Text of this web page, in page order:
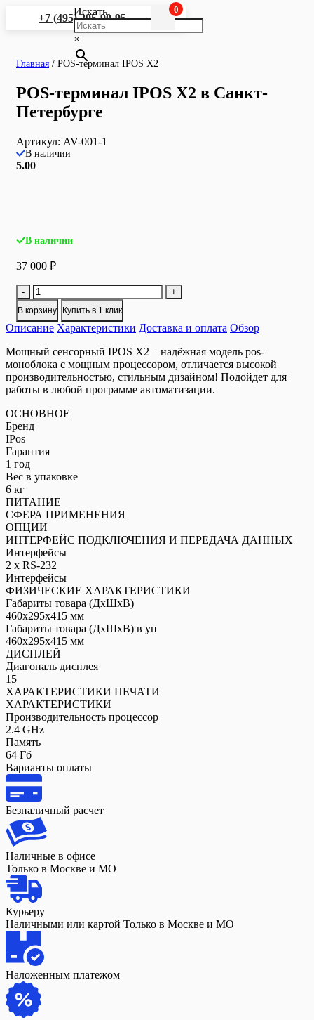
+7 (495) 295-90-95
Искать
×
0
Главная / POS-терминал IPOS X2
POS-терминал IPOS X2 в Санкт-
Петербурге
Артикул: AV-001-1
В наличии
5.00
В наличии
37 000 ₽
-
Количество
товара
POS-
терминал
X2
+
В корзину Купить в 1 клик
Описание Характеристики Доставка и оплата Обзор
Мощный сенсорный IPOS X2 – надёжная модель pos-
моноблока с мощным процессором, отличается высокой
производительностью, стильным дизайном! Подойдет для
работы в любой программе автоматизации.
ОСНОВНОЕ
Бренд
IPos
Гарантия
1 год
Вес в упаковке
6 кг
ПИТАНИЕ
СФЕРА ПРИМЕНЕНИЯ
ОПЦИИ
ИНТЕРФЕЙС ПОДКЛЮЧЕНИЯ И ПЕРЕДАЧА ДАННЫХ
Интерфейсы
2 x RS-232
Интерфейсы
ФИЗИЧЕСКИЕ ХАРАКТЕРИСТИКИ
Габариты товара (ДxШxВ)
460x295x415 мм
Габариты товара (ДxШxВ) в уп
460x295x415 мм
ДИСПЛЕЙ
Диагональ дисплея
15
ХАРАКТЕРИСТИКИ ПЕЧАТИ
ХАРАКТЕРИСТИКИ
Производительность процессор
2.4 GHz
Память
64 Гб
Варианты оплаты
Безналичный расчет
Наличные в офисе
Только в Москве и МО
Курьеру
Наличными или картой Только в Москве и МО
Наложенным платежом